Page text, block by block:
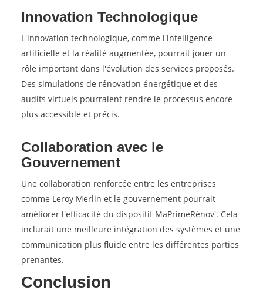
Innovation Technologique
L'innovation technologique, comme l'intelligence
artificielle et la réalité augmentée, pourrait jouer un
rôle important dans l'évolution des services proposés.
Des simulations de rénovation énergétique et des
audits virtuels pourraient rendre le processus encore
plus accessible et précis.
Collaboration avec le
Gouvernement
Une collaboration renforcée entre les entreprises
comme Leroy Merlin et le gouvernement pourrait
améliorer l'efficacité du dispositif MaPrimeRénov'. Cela
inclurait une meilleure intégration des systèmes et une
communication plus fluide entre les différentes parties
prenantes.
Conclusion